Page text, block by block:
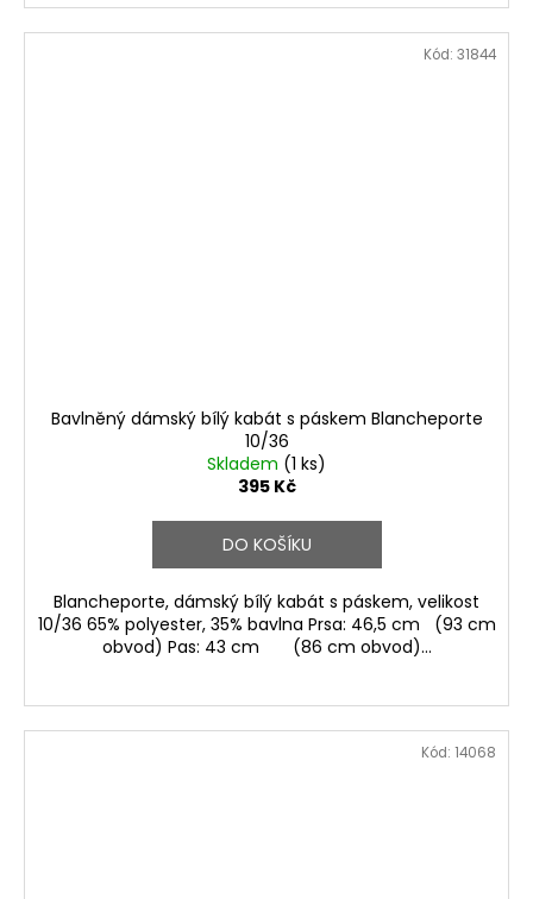
Bavlněný dámský bílý kabát s páskem Blancheporte
10/36
Skladem (1 ks)
395 Kč
DO KOŠÍKU
Blancheporte, dámský bílý kabát s páskem, velikost
10/36 65% polyester, 35% bavlna Prsa: 46,5 cm (93 cm
obvod) Pas: 43 cm (86 cm obvod)...
Kód: 31844
Kód: 14068